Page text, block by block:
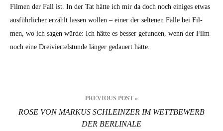
Fil­men der Fall ist. In der Tat hätte ich mir da doch noch einiges etwas
aus­führlich­er erzählt lassen wollen – ein­er der sel­te­nen Fälle bei Fil­
men, wo ich sagen würde: Ich hätte es bess­er gefun­den, wenn der Film
noch eine Dreivier­tel­stunde länger gedauert hätte.
PREVIOUS POST »
ROSE VON MARKUS SCHLEINZER IM WETTBEWERB
DER BERLINALE